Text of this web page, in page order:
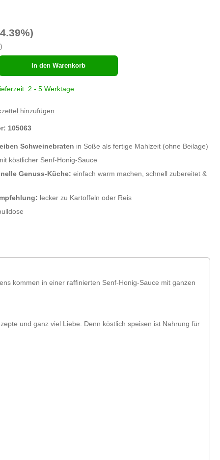
2 - 5 Werktage
In den Warenkorb
hinzufügen
105063
Schweinebraten in Soße als fertige Mahlzeit (ohne Beilage)
köstlicher Senf-Honig-Sauce
Genuss-Küche: einfach warm machen, schnell zubereitet &
lecker zu Kartoffeln oder Reis
kommen in einer raffinierten Senf-Honig-Sauce mit ganzen
und ganz viel Liebe. Denn köstlich speisen ist Nahrung für